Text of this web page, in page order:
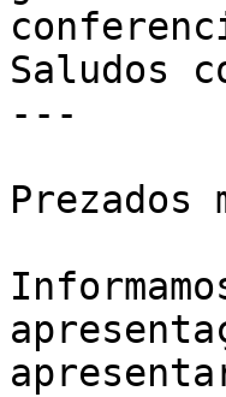
Saludos
---